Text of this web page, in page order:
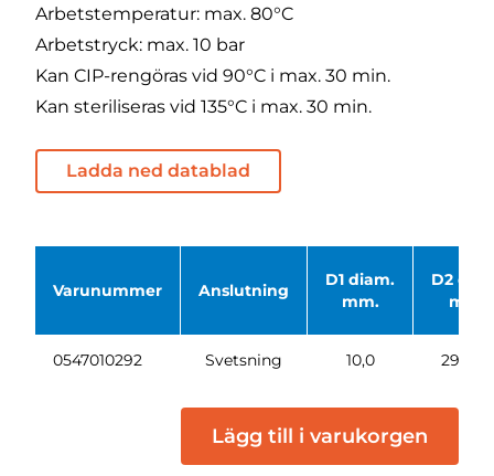
Arbetstemperatur: max. 80°C
Arbetstryck: max. 10 bar
Kan CIP-rengöras vid 90°C i max. 30 min.
Kan steriliseras vid 135°C i max. 30 min.
Ladda ned datablad
Varunummer Anslutning
D1 diam.
mm.
D2
mm.
0547010292 Svetsning 10,0 29 x 1,5
Lägg till i varukorgen